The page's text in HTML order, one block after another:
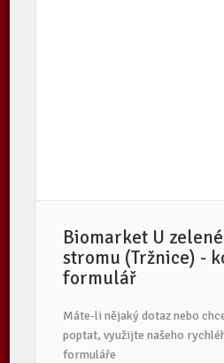
Biomarket U
stromu (Tržnice) -
formulář
Máte-li nějaký dotaz nebo
poptat, využijte našeho
formuláře